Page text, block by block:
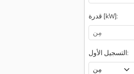
قدرة [kW]:
التسجيل الأول: